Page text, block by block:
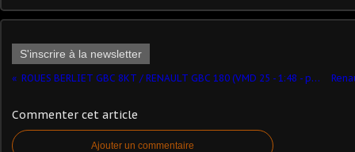
S'inscrire à la newsletter
ROUES BERLIET GBC 8KT / RENAULT GBC 180 (VMD 25 - 1:48 - par Jérôme Hadacek) ​
Commenter cet article
Ajouter un commentaire